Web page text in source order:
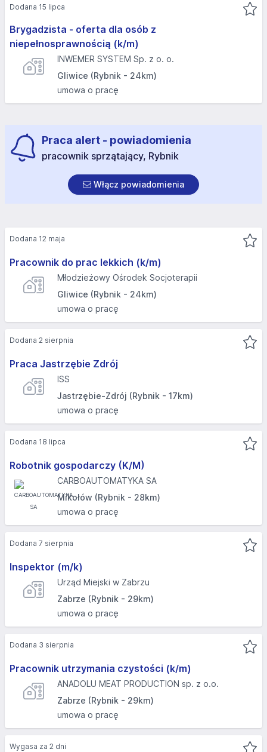
Brygadzista - oferta dla osób z
niepełnosprawnością (k/m)
INWEMER SYSTEM Sp. z o. o.
Gliwice (Rybnik - 24km)
umowa o pracę
Dodana 15 lipca
Praca alert - powiadomienia
pracownik sprzątający, Rybnik
Włącz powiadomienia
Pracownik do prac lekkich (k/m)
Młodzieżowy Ośrodek Socjoterapii
Gliwice (Rybnik - 24km)
umowa o pracę
Dodana 12 maja
Praca Jastrzębie Zdrój
ISS
Jastrzębie-Zdrój (Rybnik - 17km)
umowa o pracę
Dodana 2 sierpnia
Robotnik gospodarczy (K/M)
CARBOAUTOMATYKA SA
Mikołów (Rybnik - 28km)
umowa o pracę
Dodana 18 lipca
Inspektor (m/k)
Urząd Miejski w Zabrzu
Zabrze (Rybnik - 29km)
umowa o pracę
Dodana 7 sierpnia
Pracownik utrzymania czystości (k/m)
ANADOLU MEAT PRODUCTION sp. z o.o.
Zabrze (Rybnik - 29km)
umowa o pracę
Dodana 3 sierpnia
Wygasa za 2 dni